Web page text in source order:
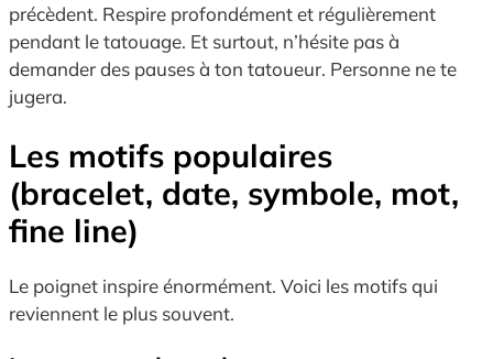
précèdent. Respire profondément et régulièrement
pendant le tatouage. Et surtout, n’hésite pas à
demander des pauses à ton tatoueur. Personne ne te
jugera.
Les motifs populaires
(bracelet, date, symbole, mot,
fine line)
Le poignet inspire énormément. Voici les motifs qui
reviennent le plus souvent.